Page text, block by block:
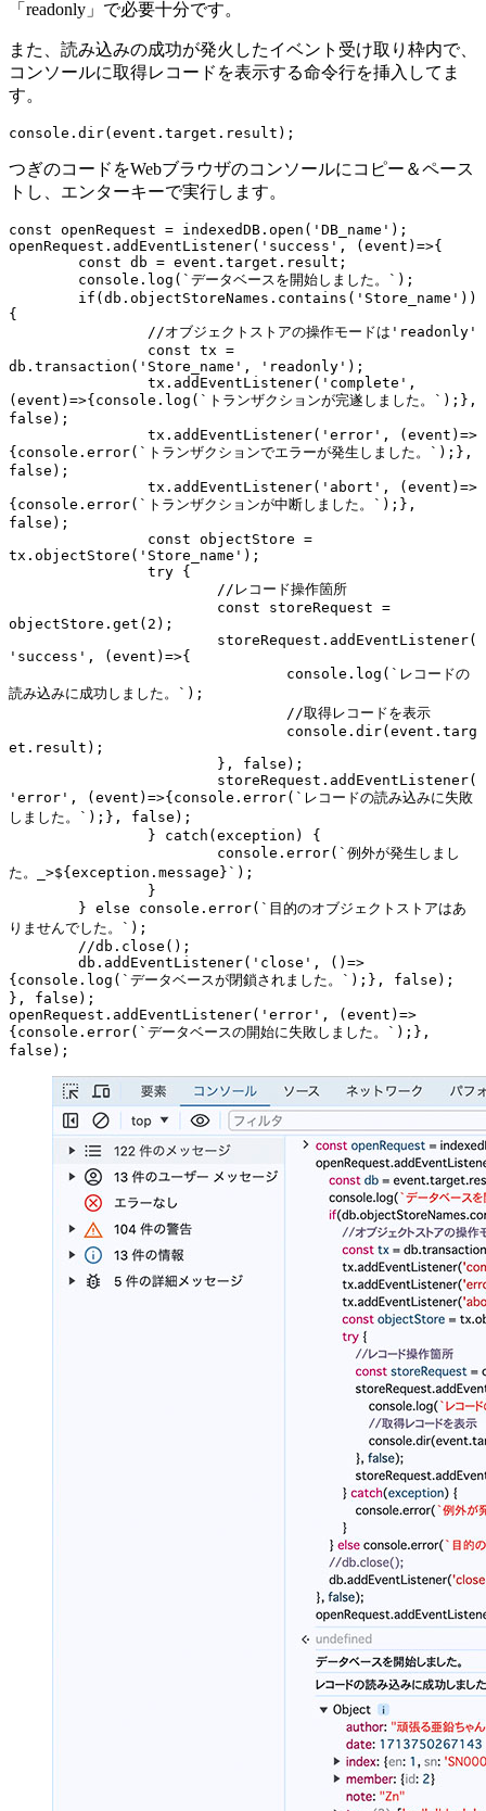
「readonly」で必要十分です。
また、読み込みの成功が発火したイベント受け取り枠内で、
コンソールに取得レコードを表示する命令行を挿入してま
す。
console.dir(event.target.result);
つぎのコードをWebブラウザのコンソールにコピー＆ペース
トし、エンターキーで実行します。
const openRequest = indexedDB.open('DB_name');
openRequest.addEventListener('success', (event)=>{
{
db.transaction('Store_name', 'readonly');
(event)=>{console.log(`トランザクションが完遂しました。`);},
false);
{console.error(`トランザクションでエラーが発生しました。`);},
false);
{console.error(`トランザクションが中断しました。`);},
false);
tx.objectStore('Store_name');
objectStore.get(2);
'success', (event)=>{
読み込みに成功しました。`);
et.result);
'error', (event)=>{console.error(`レコードの読み込みに失敗
しました。`);}, false);
た。_>${exception.message}`);
りませんでした。`);
{console.log(`データベースが閉鎖されました。`);}, false);
}, false);
openRequest.addEventListener('error', (event)=>
{console.error(`データベースの開始に失敗しました。`);},
false);